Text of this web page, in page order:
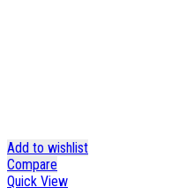
Add to wishlist
Compare
Quick View